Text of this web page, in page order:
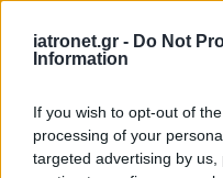
iatronet.gr - Do Not
Information
If you wish to opt-out of
processing of your
targeted advertising by
Προσθέστε το
Ειδήσεις υγείας
Τραγανά και υγιεινά